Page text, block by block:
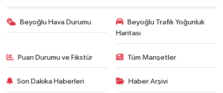
Beyoğlu Hava Durumu
Beyoğlu Trafik Yoğunluk
Haritası
Puan Durumu ve Fikstür Tüm Manşetler
Son Dakika Haberleri Haber Arşivi